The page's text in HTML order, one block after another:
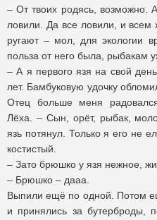
– От твоих родясь, возможно.
ловили. Да все ловили, и всем
ругают – мол, для экологии
польза от него была, рыбакам
– А я первого язя на свой
лет. Бамбуковую удочку
Отец больше меня
Лёха. – Сын, орёт, рыбак,
язь потянул. Только я его не
костистый.
– Зато брюшко у язя нежное,
– Брюшко – дааа.
Выпили ещё по одной. Потом
и принялись за бутерброды,